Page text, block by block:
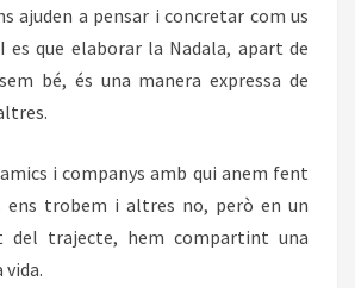
ajuden a pensar i concretar com us
que elaborar la Nadala, apart de
bé, és una manera expressa de
i companys amb qui anem fent
ens trobem i altres no, però en un
del trajecte, hem compartint una